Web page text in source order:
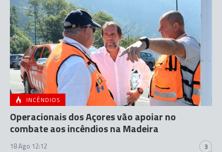
INCÊNDIOS
Operacionais dos Açores vão apoiar no
combate aos incêndios na Madeira
18 Ago 12:12 3